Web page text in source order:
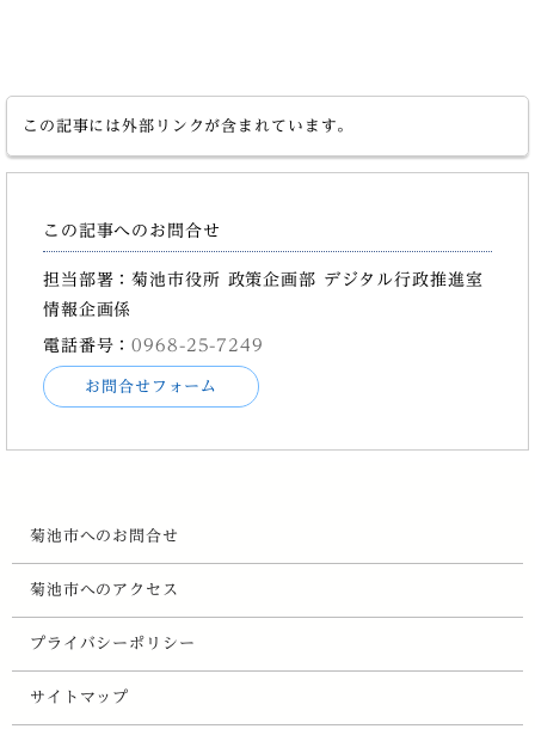
この記事には外部リンクが含まれています。
この記事へのお問合せ
担当部署：菊池市役所 政策企画部 デジタル行政推進室
情報企画係
電話番号：0968-25-7249
お問合せフォーム
菊池市へのお問合せ
菊池市へのアクセス
プライバシーポリシー
サイトマップ